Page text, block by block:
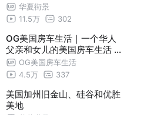
华夏街景
11.5万
302
OG美国房车生活｜一个华人
父亲和女儿的美国房车生活 ·
亚利桑那沙漠露营第一集
OG美国房车生活
4.5万
337
美国加州旧金山、硅谷和优胜
美地